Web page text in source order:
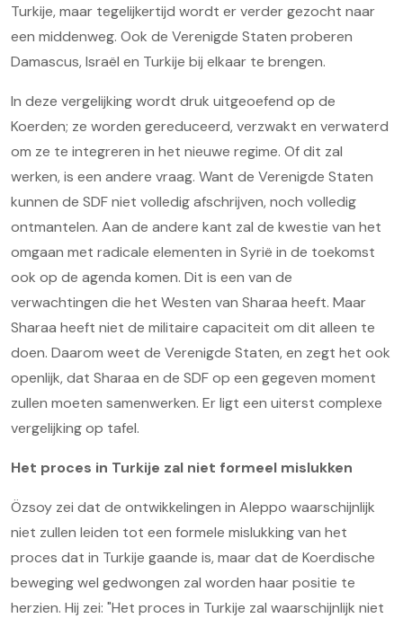
Turkije, maar tegelijkertijd wordt er verder gezocht naar
een middenweg. Ook de Verenigde Staten proberen
Damascus, Israël en Turkije bij elkaar te brengen.
In deze vergelijking wordt druk uitgeoefend op de
Koerden; ze worden gereduceerd, verzwakt en verwaterd
om ze te integreren in het nieuwe regime. Of dit zal
werken, is een andere vraag. Want de Verenigde Staten
kunnen de SDF niet volledig afschrijven, noch volledig
ontmantelen. Aan de andere kant zal de kwestie van het
omgaan met radicale elementen in Syrië in de toekomst
ook op de agenda komen. Dit is een van de
verwachtingen die het Westen van Sharaa heeft. Maar
Sharaa heeft niet de militaire capaciteit om dit alleen te
doen. Daarom weet de Verenigde Staten, en zegt het ook
openlijk, dat Sharaa en de SDF op een gegeven moment
zullen moeten samenwerken. Er ligt een uiterst complexe
vergelijking op tafel.
Het proces in Turkije zal niet formeel mislukken
Özsoy zei dat de ontwikkelingen in Aleppo waarschijnlijk
niet zullen leiden tot een formele mislukking van het
proces dat in Turkije gaande is, maar dat de Koerdische
beweging wel gedwongen zal worden haar positie te
herzien. Hij zei: "Het proces in Turkije zal waarschijnlijk niet